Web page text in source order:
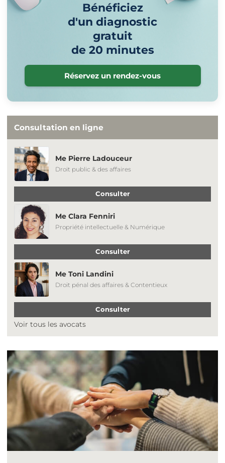
Bénéficiez
d'un diagnostic
gratuit
de 20 minutes
Réservez un rendez-vous
Consultation en ligne
Me Pierre Ladouceur
Droit public & des affaires
Consulter
Me Clara Fenniri
Propriété intellectuelle & Numérique
Consulter
Me Toni Landini
Droit pénal des affaires & Contentieux
Consulter
Voir tous les avocats